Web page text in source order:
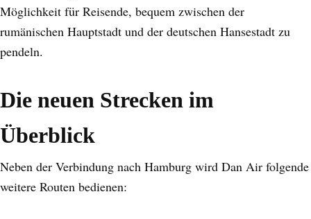
Möglichkeit für Reisende, bequem zwischen der
rumänischen Hauptstadt und der deutschen Hansestadt zu
pendeln.
Die neuen Strecken im
Überblick
Neben der Verbindung nach Hamburg wird Dan Air folgende
weitere Routen bedienen: